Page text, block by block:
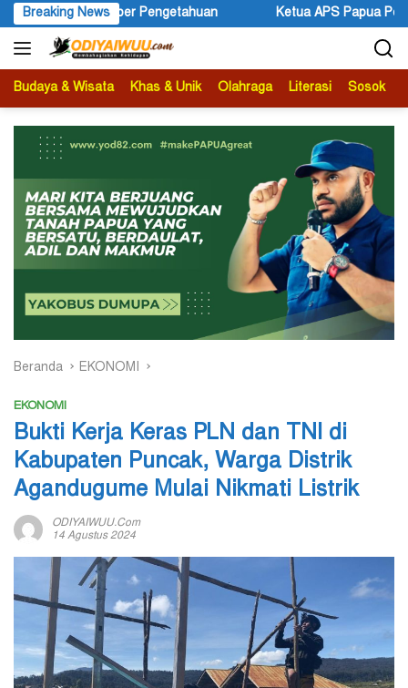
Langsung
ke
konten
Breaking News
Ketua APS Papua Pegunungan Sonni Lokobal: Kalau Mau KPK
Budaya & Wisata Khas & Unik Olahraga Literasi Sosok
Beranda EKONOMI
EKONOMI
Bukti Kerja Keras PLN dan TNI di
Kabupaten Puncak, Warga Distrik
Agandugume Mulai Nikmati Listrik
ODIYAIWUU.com
14 Agustus 2024